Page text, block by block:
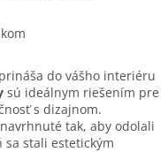
a kvalitné
do vášho interiéru
sú ideálnym riešením pre
s dizajnom.
tak, aby odolali
sa stali estetickým